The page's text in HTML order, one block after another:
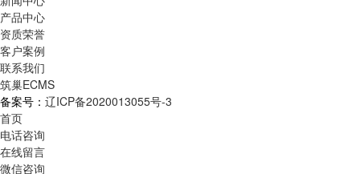
产品中心
资质荣誉
客户案例
联系我们
筑巢ECMS
备案号： 辽ICP备2020013055号-3
首页
电话咨询
在线留言
微信咨询